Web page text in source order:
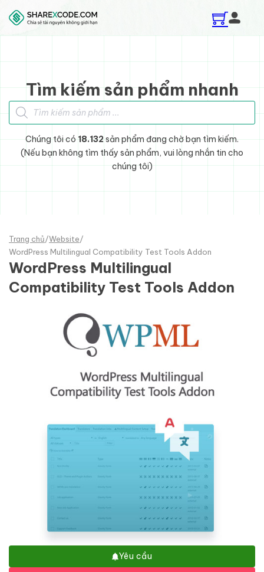
Skip to main content
Skip to footer
Tìm kiếm sản phẩm nhanh
Tìm kiếm sản phẩm
Chúng tôi có 18.132sản phẩm đang chờ bạn tìm kiếm.
(Nếu bạn không tìm thấy sản phẩm, vui lòng nhắn tin cho
chúng tôi)
Trang chủ/Website/
WordPress Multilingual Compatibility Test Tools Addon
WordPress Multilingual
Compatibility Test Tools Addon
Yêu cầu